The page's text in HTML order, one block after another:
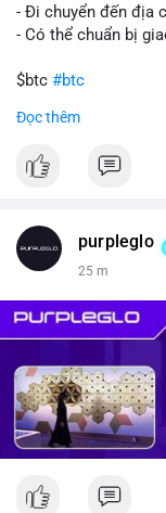
- Đi chuyển đến địa
- Có thể chuẩn bị
$btc #btc
#vlikevn
📰 Nguồn: CoinDesk
Đọc thêm
purpleglo
25 m